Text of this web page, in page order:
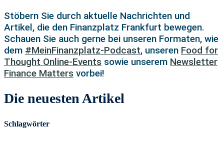
Stöbern Sie durch aktuelle Nachrichten und
Artikel, die den Finanzplatz Frankfurt bewegen.
Schauen Sie auch gerne bei unseren Formaten, wie
dem #MeinFinanzplatz-Podcast, unseren Food for
Thought Online-Events sowie unserem Newsletter
Finance Matters vorbei!
Die neuesten Artikel
Schlagwörter